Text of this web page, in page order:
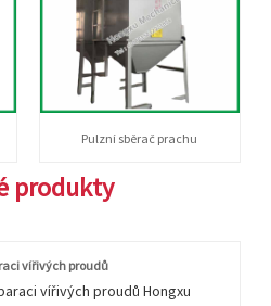
Pulzní sběrač prachu
produkty
vířivých proudů
vířivých proudů Hongxu